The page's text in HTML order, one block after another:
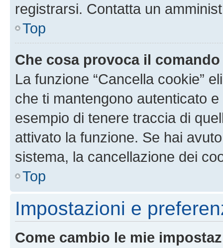
registrarsi. Contatta un
Top
Che cosa provoca il
La funzione “Cancella cookie”
che ti mantengono autenticato
esempio di tenere traccia di
attivato la funzione. Se hai
sistema, la cancellazione dei
Top
Impostazioni e
Come cambio le mie